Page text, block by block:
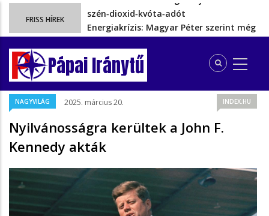
FRISS HÍREK
Energiakrízis: Magyar Péter szerint még
hetekig nem lehet…
A spanyol enklávét elárasztják a
tengeren érkező migránsok
Rétvári Bence: Magyar Péter gőzerővel
hátrál ki a tanároknak tett…
Magyar Péter rendkívüli bejelentést tett,
energia-krízishelyzet jöhet…
Ezért szüntették meg valójában a
szén‑dioxid‑kvóta‑adót
Pápai Iránytű
NAGYVILÁG 2025. március 20. INDEX.HU
Nyilvánosságra kerültek a John F.
Kennedy akták